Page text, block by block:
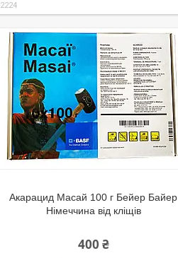
2224
Акарацид Масай 100 г Бейер Байер
Німеччина від кліщів
400 ₴